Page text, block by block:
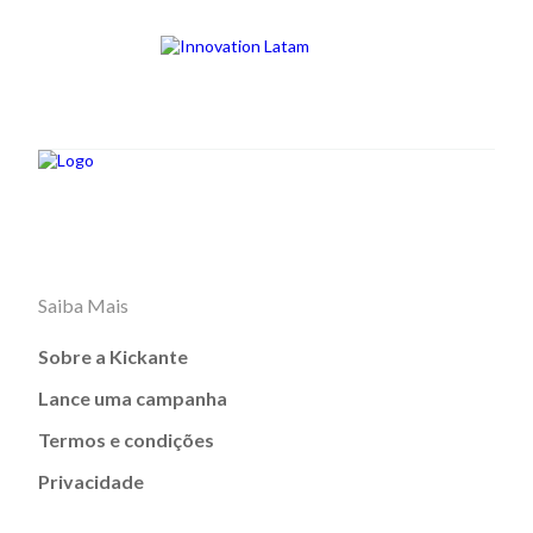
Saiba Mais
Sobre a Kickante
Lance uma campanha
Termos e condições
Privacidade